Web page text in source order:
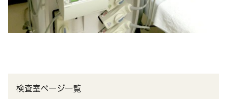
検査室ページ一覧